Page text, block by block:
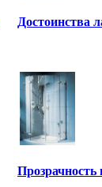
Достоинства
Прозрачность